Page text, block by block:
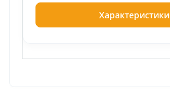
Характеристики